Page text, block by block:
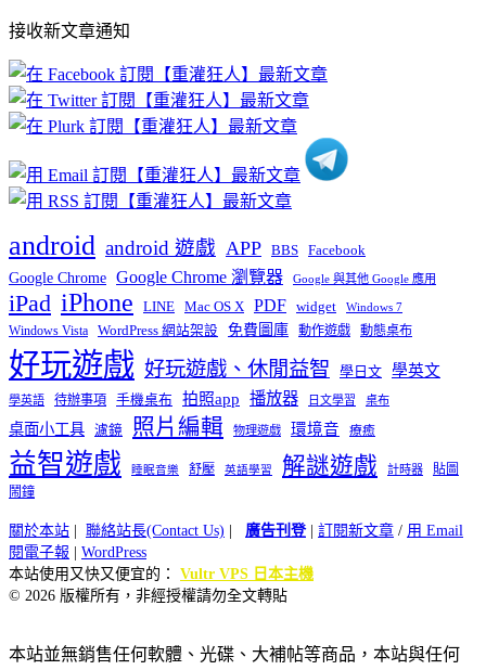
文
章
分
類
接收新文章通知
android android 遊戲 APP BBS Facebook
Google Chrome Google Chrome 瀏覽器 Google 與其他 Google 應用
iPad iPhone LINE Mac OS X PDF widget Windows 7
Windows Vista WordPress 網站架設 免費圖庫 動作遊戲 動態桌布
好玩遊戲 好玩遊戲、休閒益智 學日文 學英文
學英語 待辦事項 手機桌布 拍照app 播放器 日文學習 桌布
桌面小工具 濾鏡 照片編輯 物理遊戲 環境音 療癒
益智遊戲 睡眠音樂 舒壓 英語學習 解謎遊戲 計時器
貼圖
鬧鐘
關於本站 | 聯絡站長(Contact Us) | 廣告刊登| 訂閱新文章 / 用 Email
閱電子報 | WordPress
本站使用又快又便宜的： Vultr VPS 日本主機
© 2026 版權所有，非經授權請勿全文轉貼
本站並無銷售任何軟體、光碟、大補帖等商品，本站與任何